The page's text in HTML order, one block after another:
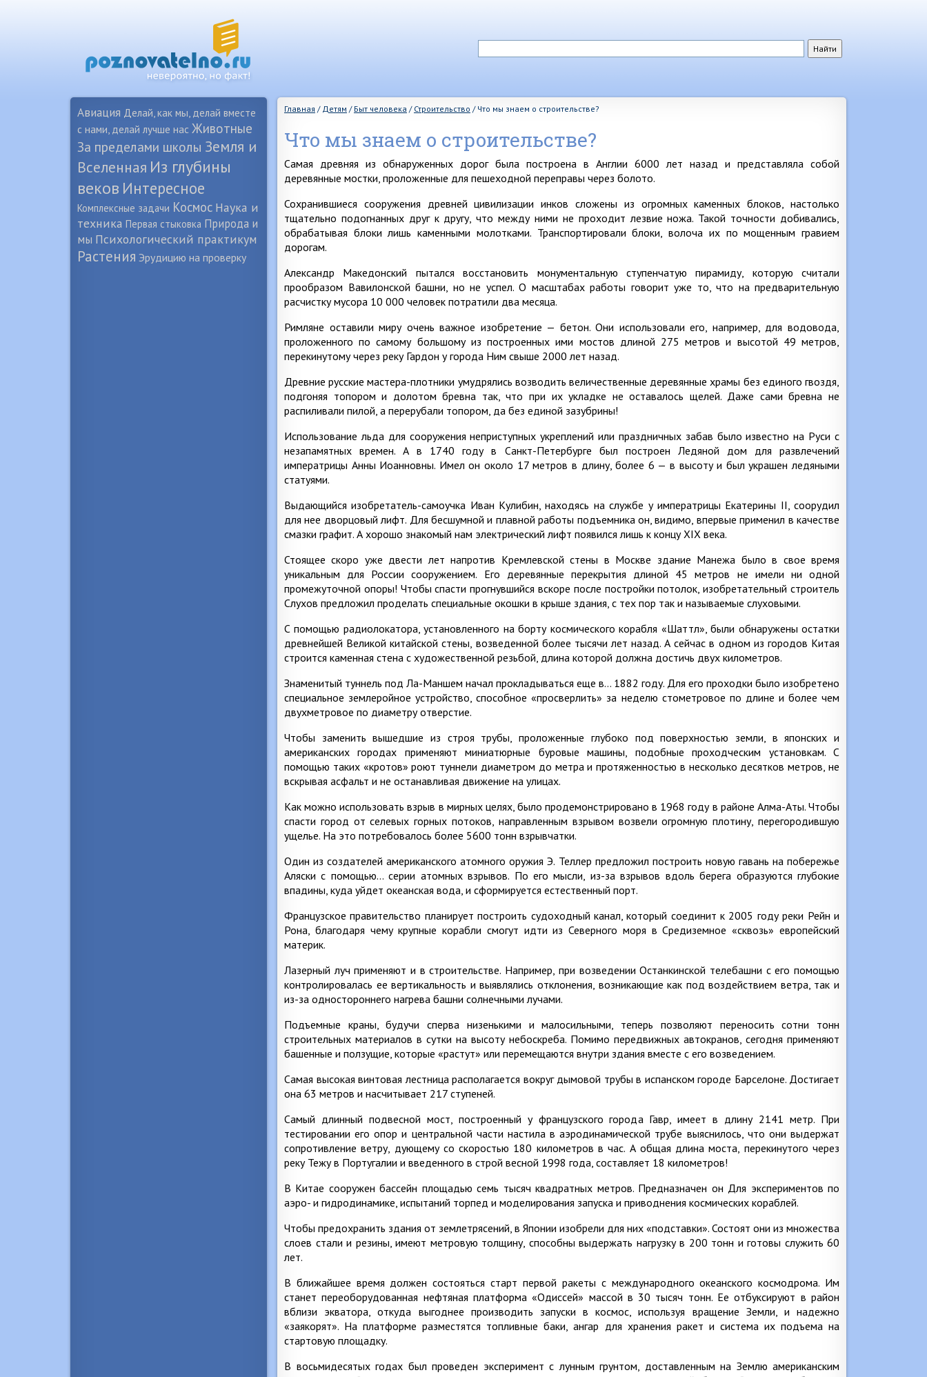
Авиация Делай, как мы, делай вместе
с нами, делай лучше нас Животные
За пределами школы Земля и
Вселенная Из глубины
веков Интересное
Комплексные задачи Космос Наука и
техника Первая стыковка Природа и
мы Психологический практикум
Растения Эрудицию на проверку
Главная / Детям / Быт человека / Строительство / Что мы знаем о строительстве?
Что мы знаем о строительстве?
Самая древняя из обнаруженных дорог была построена в Англии 6000 лет назад и представляла собой
деревянные мостки, проложенные для пешеходной переправы через болото.
Сохранившиеся сооружения древней цивилизации инков сложены из огромных каменных блоков, настолько
тщательно подогнанных друг к другу, что между ними не проходит лезвие ножа. Такой точности добивались,
обрабатывая блоки лишь каменными молотками. Транспортировали блоки, волоча их по мощенным гравием
дорогам.
Александр Македонский пытался восстановить монументальную ступенчатую пирамиду, которую считали
прообразом Вавилонской башни, но не успел. О масштабах работы говорит уже то, что на предварительную
расчистку мусора 10 000 человек потратили два месяца.
Римляне оставили миру очень важное изобретение — бетон. Они использовали его, например, для водовода,
проложенного по самому большому из построенных ими мостов длиной 275 метров и высотой 49 метров,
перекинутому через реку Гардон у города Ним свыше 2000 лет назад.
Древние русские мастера-плотники умудрялись возводить величественные деревянные храмы без единого гвоздя,
подгоняя топором и долотом бревна так, что при их укладке не оставалось щелей. Даже сами бревна не
распиливали пилой, а перерубали топором, да без единой зазубрины!
Использование льда для сооружения неприступных укреплений или праздничных забав было известно на Руси с
незапамятных времен. А в 1740 году в Санкт-Петербурге был построен Ледяной дом для развлечений
императрицы Анны Иоанновны. Имел он около 17 метров в длину, более 6 — в высоту и был украшен ледяными
статуями.
Выдающийся изобретатель-самоучка Иван Кулибин, находясь на службе у императрицы Екатерины II, соорудил
для нее дворцовый лифт. Для бесшумной и плавной работы подъемника он, видимо, впервые применил в качестве
смазки графит. А хорошо знакомый нам электрический лифт появился лишь к концу XIX века.
Стоящее скоро уже двести лет напротив Кремлевской стены в Москве здание Манежа было в свое время
уникальным для России сооружением. Его деревянные перекрытия длиной 45 метров не имели ни одной
промежуточной опоры! Чтобы спасти прогнувшийся вскоре после постройки потолок, изобретательный строитель
Слухов предложил проделать специальные окошки в крыше здания, с тех пор так и называемые слуховыми.
С помощью радиолокатора, установленного на борту космического корабля «Шаттл», были обнаружены остатки
древнейшей Великой китайской стены, возведенной более тысячи лет назад. А сейчас в одном из городов Китая
строится каменная стена с художественной резьбой, длина которой должна достичь двух километров.
Знаменитый туннель под Ла-Маншем начал прокладываться еще в… 1882 году. Для его проходки было изобретено
специальное землеройное устройство, способное «просверлить» за неделю стометровое по длине и более чем
двухметровое по диаметру отверстие.
Чтобы заменить вышедшие из строя трубы, проложенные глубоко под поверхностью земли, в японских и
американских городах применяют миниатюрные буровые машины, подобные проходческим установкам. С
помощью таких «кротов» роют туннели диаметром до метра и протяженностью в несколько десятков метров, не
вскрывая асфальт и не останавливая движение на улицах.
Как можно использовать взрыв в мирных целях, было продемонстрировано в 1968 году в районе Алма-Аты. Чтобы
спасти город от селевых горных потоков, направленным взрывом возвели огромную плотину, перегородившую
ущелье. На это потребовалось более 5600 тонн взрывчатки.
Один из создателей американского атомного оружия Э. Теллер предложил построить новую гавань на побережье
Аляски с помощью… серии атомных взрывов. По его мысли, из-за взрывов вдоль берега образуются глубокие
впадины, куда уйдет океанская вода, и сформируется естественный порт.
Французское правительство планирует построить судоходный канал, который соединит к 2005 году реки Рейн и
Рона, благодаря чему крупные корабли смогут идти из Северного моря в Средиземное «сквозь» европейский
материк.
Лазерный луч применяют и в строительстве. Например, при возведении Останкинской телебашни с его помощью
контролировалась ее вертикальность и выявлялись отклонения, возникающие как под воздействием ветра, так и
из-за одностороннего нагрева башни солнечными лучами.
Подъемные краны, будучи сперва низенькими и малосильными, теперь позволяют переносить сотни тонн
строительных материалов в сутки на высоту небоскреба. Помимо передвижных автокранов, сегодня применяют
башенные и ползущие, которые «растут» или перемещаются внутри здания вместе с его возведением.
Самая высокая винтовая лестница располагается вокруг дымовой трубы в испанском городе Барселоне. Достигает
она 63 метров и насчитывает 217 ступеней.
Самый длинный подвесной мост, построенный у французского города Гавр, имеет в длину 2141 метр. При
тестировании его опор и центральной части настила в аэродинамической трубе выяснилось, что они выдержат
сопротивление ветру, дующему со скоростью 180 километров в час. А общая длина моста, перекинутого через
реку Тежу в Португалии и введенного в строй весной 1998 года, составляет 18 километров!
В Китае сооружен бассейн площадью семь тысяч квадратных метров. Предназначен он Для экспериментов по
аэро- и гидродинамике, испытаний торпед и моделирования запуска и приводнения космических кораблей.
Чтобы предохранить здания от землетрясений, в Японии изобрели для них «подставки». Состоят они из множества
слоев стали и резины, имеют метровую толщину, способны выдержать нагрузку в 200 тонн и готовы служить 60
лет.
В ближайшее время должен состояться старт первой ракеты с международного океанского космодрома. Им
станет переоборудованная нефтяная платформа «Одиссей» массой в 30 тысяч тонн. Ее отбуксируют в район
вблизи экватора, откуда выгоднее производить запуски в космос, используя вращение Земли, и надежно
«заякорят». На платформе разместятся топливные баки, ангар для хранения ракет и система их подъема на
стартовую площадку.
В восьмидесятых годах был проведен эксперимент с лунным грунтом, доставленным на Землю американским